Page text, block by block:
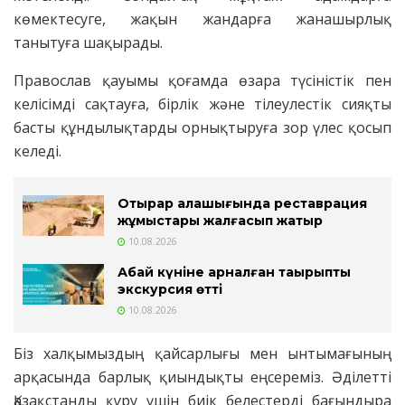
көмектесуге, жақын жандарға жанашырлық
танытуға шақырады.
Православ қауымы қоғамда өзара түсіністік пен
келісімді сақтауға, бірлік және тілеулестік сияқты
басты құндылықтарды орнықтыруға зор үлес қосып
келеді.
Отырар қалашығында реставрация
жұмыстары жалғасып жатыр
10.08.2026
Абай күніне арналған тақырыптық
экскурсия өтті
10.08.2026
Біз халқымыздың қайсарлығы мен ынтымағының
арқасында барлық қиындықты еңсереміз. Әділетті
Қазақстанды құру үшін биік белестерді бағындыра